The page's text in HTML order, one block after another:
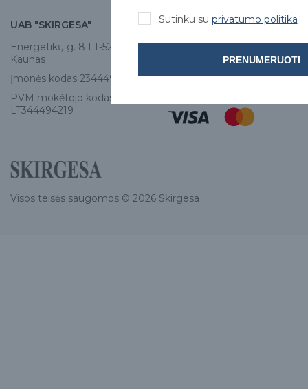
UAB "SKIRGESA"
Energetikų g. 8 LT-52461,
Kaunas
Įmonės kodas 234449420
PVM mokėtojo kodas
LT344494219
KONTAKTAI
Tel:+370 671 77528
info@e-skirgesa.lt
Visos teisės saugomos © 2026 Skirgesa
Sutinku su privatumo politika
PRENUMERUOTI